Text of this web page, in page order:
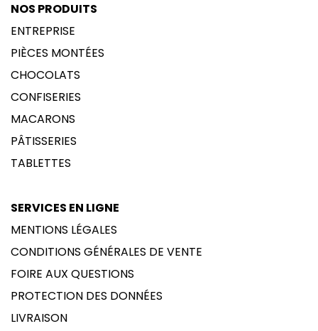
NOS PRODUITS
ENTREPRISE
PIÈCES MONTÉES
CHOCOLATS
CONFISERIES
MACARONS
PÂTISSERIES
TABLETTES
SERVICES EN LIGNE
MENTIONS LÉGALES
CONDITIONS GÉNÉRALES DE VENTE
FOIRE AUX QUESTIONS
PROTECTION DES DONNÉES
LIVRAISON